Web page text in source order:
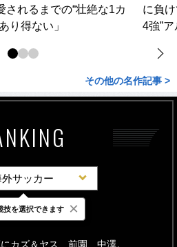
れるまでの“壮絶な1カ
り得ない」
に負
4強”
その他の名作記事 >
外サッカー
24時間 週間
カズ＆ヤス、前園、中澤。
技を選択できます ×